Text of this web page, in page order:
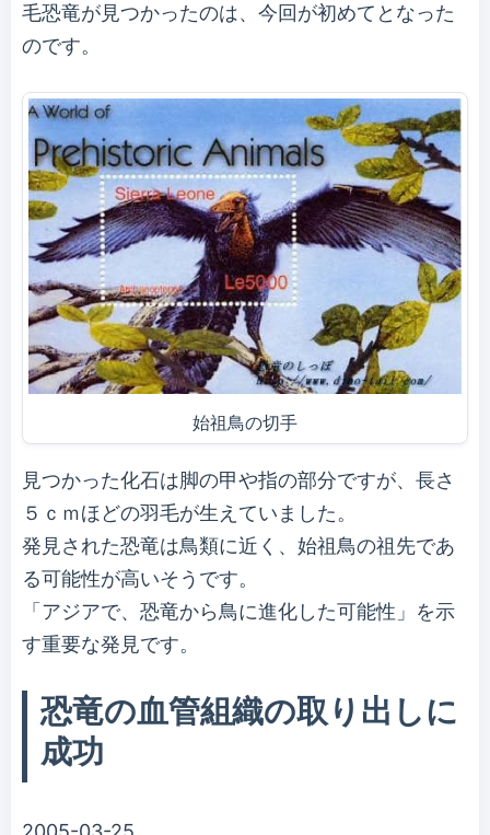
毛恐竜が見つかったのは、今回が初めてとなった
のです。
始祖鳥の切手
見つかった化石は脚の甲や指の部分ですが、長さ
５ｃｍほどの羽毛が生えていました。
発見された恐竜は鳥類に近く、始祖鳥の祖先であ
る可能性が高いそうです。
「アジアで、恐竜から鳥に進化した可能性」を示
す重要な発見です。
恐竜の血管組織の取り出しに
成功